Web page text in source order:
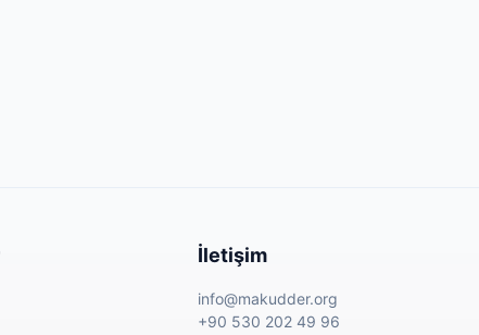
İletişim
info@makudder.org
+90 530 202 49 96